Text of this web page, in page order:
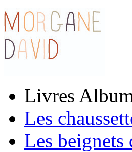
Livres
Les
Les beignets